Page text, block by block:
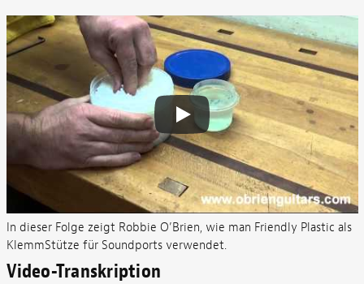
In dieser Folge zeigt Robbie O’Brien, wie man Friendly Plastic als
KlemmStütze für Soundports verwendet.
Video-Transkription